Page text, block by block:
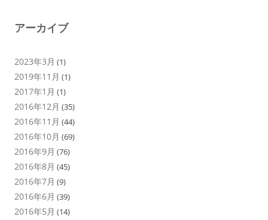
アーカイブ
2023年3月 (1)
2019年11月 (1)
2017年1月 (1)
2016年12月 (35)
2016年11月 (44)
2016年10月 (69)
2016年9月 (76)
2016年8月 (45)
2016年7月 (9)
2016年6月 (39)
2016年5月 (14)